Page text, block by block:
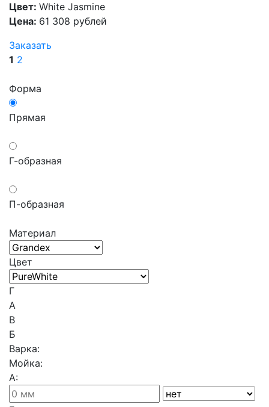
Цвет: White Jasmine
Цена: 61 308 рублей
Заказать
1 2
Форма
Прямая
Г-образная
П-образная
Материал
Цвет
Г
A
В
Б
Варка:
Мойка:
А: